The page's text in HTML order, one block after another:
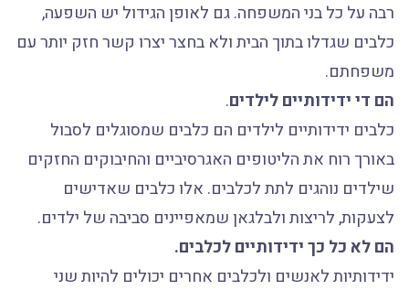
רבה על כל בני המשפחה. גם לאופן הגידול יש השפעה,
כלבים שגדלו בתוך הבית ולא בחצר יצרו קשר חזק יותר עם
משפחתם.
הם די ידידותיים לילדים.
כלבים ידידותיים לילדים הם כלבים שמסוגלים לסבול
באורך רוח את הליטופים האגרסיביים והחיבוקים החזקים
שילדים נוהגים לתת לכלבים. אלו כלבים שאדישים
לצעקות, לריצות ולבלגאן שמאפיינים סביבה של ילדים.
הם לא כל כך ידידותיים לכלבים.
ידידותיות לאנשים ולכלבים אחרים יכולים להיות שני